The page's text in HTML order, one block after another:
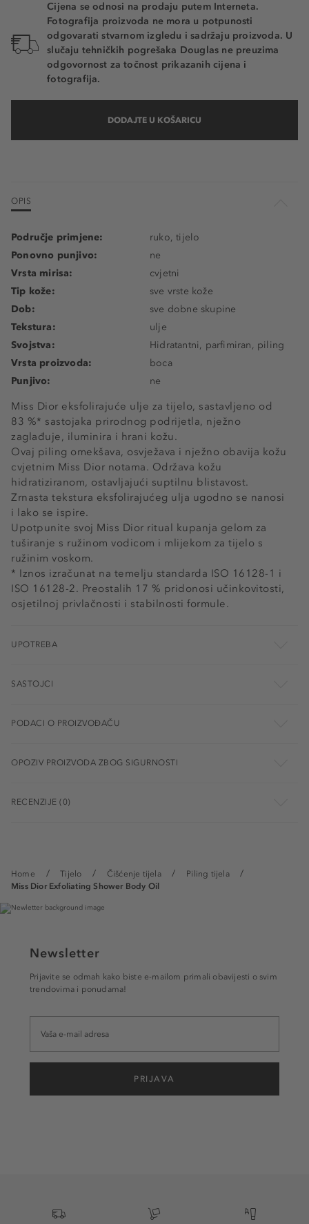
Home Tijelo Čišćenje tijela
Piling tijela
Miss Dior Exfoliating Shower Body Oil
Cijena se odnosi na prodaju putem Interneta.
Fotografija proizvoda ne mora u potpunosti
odgovarati stvarnom izgledu i sadržaju proizvoda. U
slučaju tehničkih pogrešaka Douglas ne preuzima
odgovornost za točnost prikazanih cijena i
fotografija.
DODAJTE U KOŠARICU
OPIS
Miss Dior eksfolirajuće ulje za tijelo, sastavljeno od
83 %* sastojaka prirodnog podrijetla, nježno
zaglađuje, iluminira i hrani kožu.
Ovaj piling omekšava, osvježava i nježno obavija kožu
cvjetnim Miss Dior notama. Održava kožu
hidratiziranom, ostavljajući suptilnu blistavost.
Zrnasta tekstura eksfolirajućeg ulja ugodno se nanosi
i lako se ispire.
Upotpunite svoj Miss Dior ritual kupanja gelom za
tuširanje s ružinom vodicom i mlijekom za tijelo s
ružinim voskom.
* Iznos izračunat na temelju standarda ISO 16128-1 i
ISO 16128-2. Preostalih 17 % pridonosi učinkovitosti,
osjetilnoj privlačnosti i stabilnosti formule.
Područje primjene:
ruko, tijelo
Ponovno punjivo:
ne
Vrsta mirisa:
cvjetni
Tip kože:
sve vrste kože
Dob:
sve dobne skupine
Tekstura:
ulje
Svojstva:
Hidratantni, parfimiran, piling
Vrsta proizvoda:
boca
Punjivo:
ne
UPOTREBA
SASTOJCI
PODACI O PROIZVOĐAČU
OPOZIV PROIZVODA ZBOG SIGURNOSTI
RECENZIJE (0)
Newsletter
Prijavite se odmah kako biste e-mailom primali obavijesti o svim
trendovima i ponudama!
PRIJAVA